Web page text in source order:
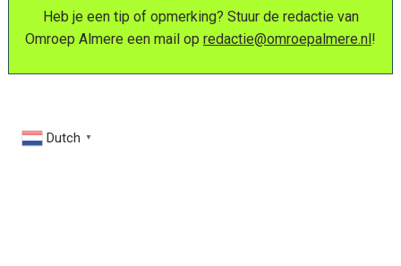
Heb je een tip of opmerking? Stuur de redactie van
Omroep Almere een mail op redactie@omroepalmere.nl!
Dutch ▼